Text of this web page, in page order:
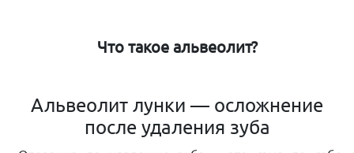
Что такое альвеолит?
Альвеолит лунки — осложнение
после удаления зуба